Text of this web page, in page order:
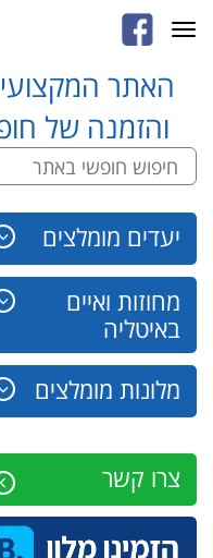
האתר המקצועי
והזמנה של
יעדים מומלצים
מחוזות ואיים
באיטליה
מלונות מומלצים
צרו קשר
Toggle
navigation